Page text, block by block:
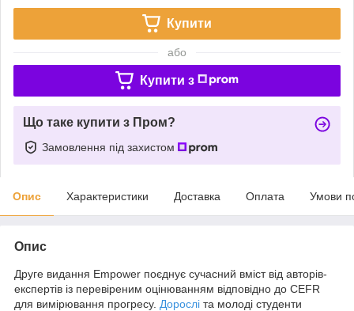
Купити
або
Купити з
Що таке купити з Пром?
Замовлення під захистом
Опис Характеристики Доставка Оплата Умови
Опис
Друге видання Empower поєднує сучасний вміст від авторів-
експертів із перевіреним оцінюванням відповідно до CEFR
для вимірювання прогресу. Дорослі та молоді студенти